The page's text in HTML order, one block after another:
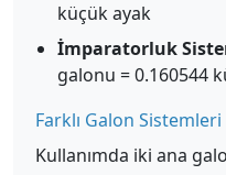
küçük ayak
İmparatorluk
galonu = 0.160544
Farklı Galon Sistemleri
Kullanımda iki ana